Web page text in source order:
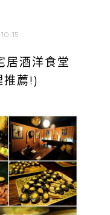
15
居酒洋食堂
推薦!)